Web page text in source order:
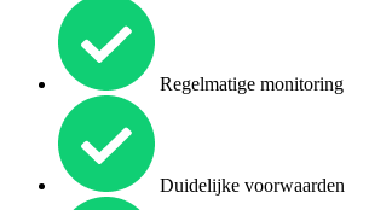
Regelmatige monitoring
Duidelijke voorwaarden